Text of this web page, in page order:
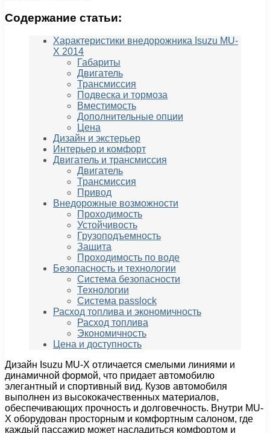
Содержание статьи:
Характеристики внедорожника Isuzu MU-
X 2014
Габариты
Двигатель
Трансмиссия
Подвеска и тормоза
Вместимость
Дополнительные опции
Цена
Дизайн и экстерьер
Интерьер и комфорт
Двигатель и трансмиссия
Двигатель
Трансмиссия
Привод
Внедорожные возможности
Проходимость
Устойчивость
Грузоподъемность
Защита
Проходимость по воде
Безопасность и технологии
Система безопасности
Технологии
Система passlock
Расход топлива и экономичность
Расход топлива
Экономичность
Цена и доступность
Дизайн Isuzu MU-X отличается смелыми линиями и
динамичной формой, что придает автомобилю
элегантный и спортивный вид. Кузов автомобиля
выполнен из высококачественных материалов,
обеспечивающих прочность и долговечность. Внутри MU-
X оборудован просторным и комфортным салоном, где
каждый пассажир может насладиться комфортом и